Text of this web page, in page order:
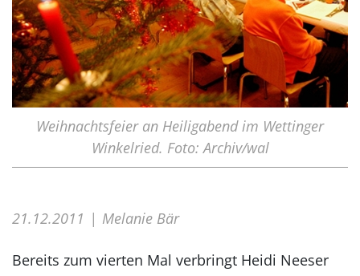
Weihnachtsfeier an Heiligabend im Wettinger
Winkelried. Foto: Archiv/wal
21.12.2011 Melanie Bär
Bereits zum vierten Mal verbringt Heidi Neeser